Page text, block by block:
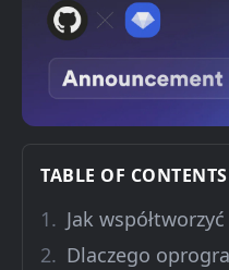
TABLE OF CONTENTS
Jak współtworzyć
Dlaczego